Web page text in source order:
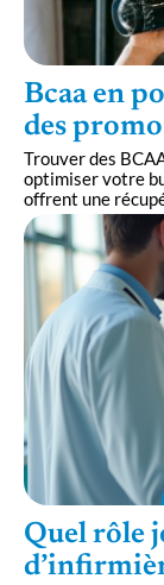
Bcaa en
des
Trouver des
optimiser votre
offrent une
Quel rôle